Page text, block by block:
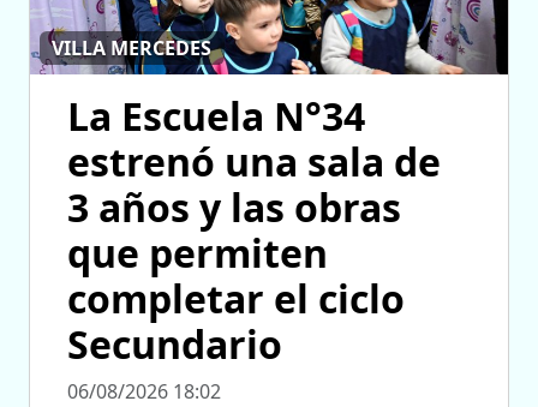
VILLA MERCEDES
La Escuela N°34
estrenó una sala de
3 años y las obras
que permiten
completar el ciclo
Secundario
06/08/2026 18:02